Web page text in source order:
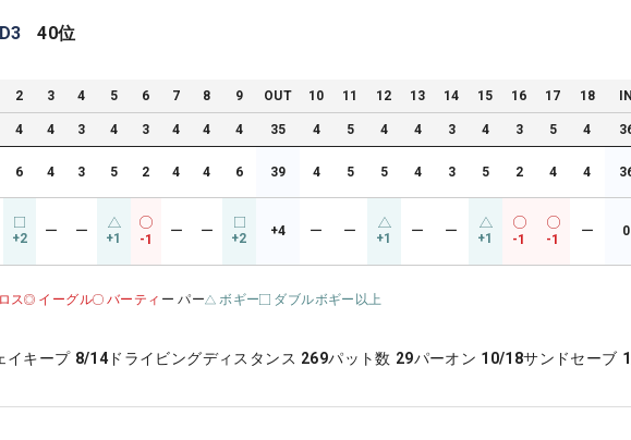
3 40位
2 3 4 5 6 7 8 9 OUT 10 11 12 13 14 15 16 17 18
4 4 3 4 3 4 4 4 35 4 5 4 4 3 4 3 5 4
6 4 3 5 2 4 4 6 39 4 5 5 4 3 5 2 4 4
+2 ー ー +1 -1
ー ー +2 +4 ー ー +1 ー ー +1 -1 -1
ー 0
ス イーグル バーティ ー パー ボギー ダブルボギー以上
イキープ 8/14 ドライビングディスタンス 269パット数 29パーオン 10/18サンドセーブ